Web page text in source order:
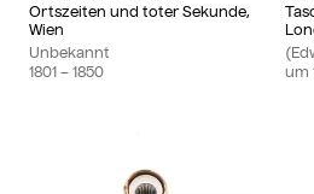
Ortszeiten und toter Sekunde,
Wien
Unbekannt
1801 – 1850
um